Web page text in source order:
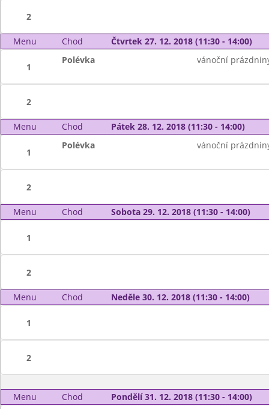
2
Menu Chod Čtvrtek 27. 12. 2018 (11:30 - 14:00)
1
Polévka vánoční
2
Menu Chod Pátek 28. 12. 2018 (11:30 - 14:00)
1
Polévka vánoční
2
Menu Chod Sobota 29. 12. 2018 (11:30 - 14:00)
1
2
Menu Chod Neděle 30. 12. 2018 (11:30 - 14:00)
1
2
Menu Chod Pondělí 31. 12. 2018 (11:30 - 14:00)